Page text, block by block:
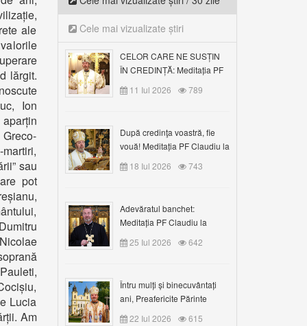
ale
lărgit.
Ion
sau
pot
Lucia
Am
Cele mai vizualizate știri
CELOR CARE NE SUSȚIN
ÎN CREDINȚĂ: Meditația PF
după Rusalii
11 Iul 2026 789
După credinţa voastră, fie
vouă! Meditația PF Claudiu la
18 Iul 2026 743
Adevăratul banchet:
Meditația PF Claudiu la
Rusalii
25 Iul 2026 642
Întru mulți și binecuvântați
ani, Preafericite Părinte
22 Iul 2026 615